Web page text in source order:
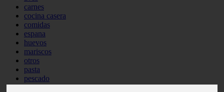
carnes
cocina casera
comidas
espana
huevos
mariscos
otros
pasta
pescado
postres